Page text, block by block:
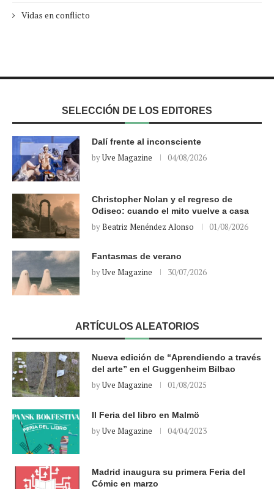
Vidas en conflicto
SELECCIÓN DE LOS EDITORES
Dalí frente al inconsciente
byUve Magazine 04/08/2026
Christopher Nolan y el regreso de
Odiseo: cuando el mito vuelve a casa
byBeatriz Menéndez Alonso 01/08/2026
Fantasmas de verano
byUve Magazine 30/07/2026
ARTÍCULOS ALEATORIOS
Nueva edición de “Aprendiendo a través
del arte” en el Guggenheim Bilbao
byUve Magazine 01/08/2025
II Feria del libro en Malmö
byUve Magazine 04/04/2023
Madrid inaugura su primera Feria del
Cómic en marzo